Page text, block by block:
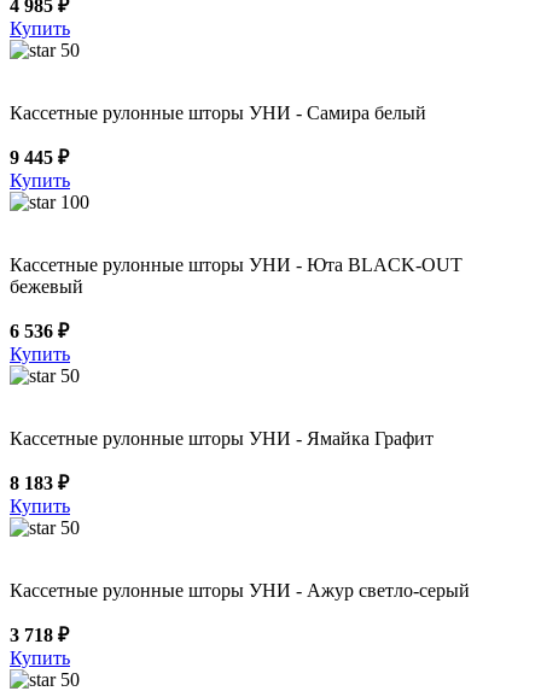
4 985 ₽
Купить
50
Кассетные рулонные шторы УНИ - Самира белый
9 445 ₽
Купить
100
Кассетные рулонные шторы УНИ - Юта BLACK-OUT
бежевый
6 536 ₽
Купить
50
Кассетные рулонные шторы УНИ - Ямайка Графит
8 183 ₽
Купить
50
Кассетные рулонные шторы УНИ - Ажур светло-серый
3 718 ₽
Купить
50